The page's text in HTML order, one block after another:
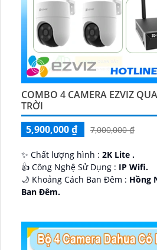
COMBO 4 CAMERA EZVIZ
TRỜI
5,900,000 ₫
7,000,000 ₫
✨ Chất lượng hình : 2K Lite .
👍 Công Nghệ Sử Dụng : IP Wifi.
🌙 Khoảng Cách Ban Đêm : Hồng
Ban Ðêm.